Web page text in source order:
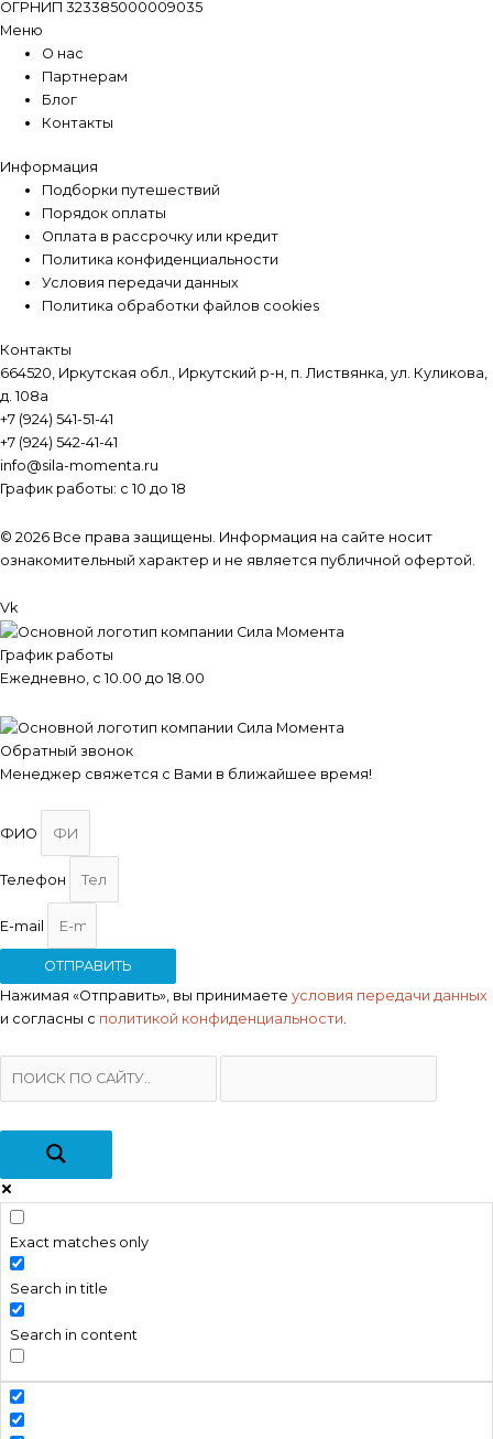
ОГРНИП 323385000009035
Меню
О нас
Партнерам
Блог
Контакты
Информация
Подборки путешествий
Порядок оплаты
Оплата в рассрочку или кредит
Политика конфиденциальности
Условия передачи данных
Политика обработки файлов cookies
Контакты
664520, Иркутская обл., Иркутский р-н, п. Листвянка, ул. Куликова,
д. 108а
+7 (924) 541-51-41
+7 (924) 542-41-41
info@sila-momenta.ru
График работы: с 10 до 18
© 2026 Все права защищены. Информация на сайте носит
ознакомительный характер и не является публичной офертой.
Vk
График работы
Ежедневно, с 10.00 до 18.00
Обратный звонок
Менеджер свяжется с Вами в ближайшее время!
ФИО
Телефон
E-mail
ОТПРАВИТЬ
Нажимая «Отправить», вы принимаете условия передачи данных
и согласны с политикой конфиденциальности.
Exact matches only
Search in title
Search in content